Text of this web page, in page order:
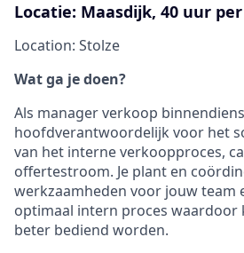
Locatie: Maasdijk, 40 uur
Location: Stolze
Wat ga je doen?
Als manager verkoop
hoofdverantwoordelijk voor het
van het interne verkoopproces,
offertestroom. Je plant en
werkzaamheden voor jouw team
optimaal intern proces waardoor
beter bediend worden.